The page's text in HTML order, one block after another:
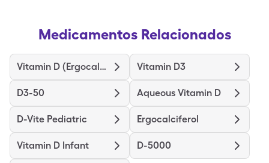
Medicamentos Relacionados
Vitamin D (Ergocalciferol) Vitamin D3
D3-50 Aqueous Vitamin D
D-Vite Pediatric Ergocalciferol
Vitamin D Infant D-5000